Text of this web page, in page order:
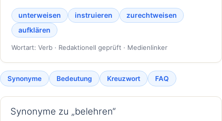
unterweisen instruieren
zurechtweisen
aufklären
Wortart: Verb · Redaktionell geprüft · Medienlinker
Synonyme Bedeutung Kreuzwort FAQ
Synonyme zu „belehren“